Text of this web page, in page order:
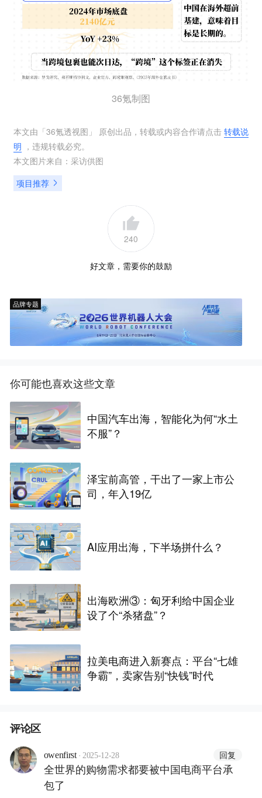
36氪制图
本文由「36氪透视图 」 原创出品，转载或内容合作请点击转载说
明 ，违规转载必究。
本文图片来自： 采访供图
项目推荐
240
好文章，需要你的鼓励
品牌专题
你可能也喜欢这些文章
中国汽车出海，智能化为何“水土
不服”？
泽宝前高管，干出了一家上市公
司，年入19亿
AI应用出海，下半场拼什么？
出海欧洲③：匈牙利给中国企业
设了个“杀猪盘”？
拉美电商进入新赛点：平台“七雄
争霸”，卖家告别“快钱”时代
评论区
owenfirst · 2025-12-28 回复
全世界的购物需求都要被中国电商平台承
包了